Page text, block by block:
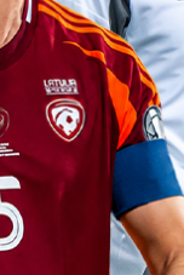
2003